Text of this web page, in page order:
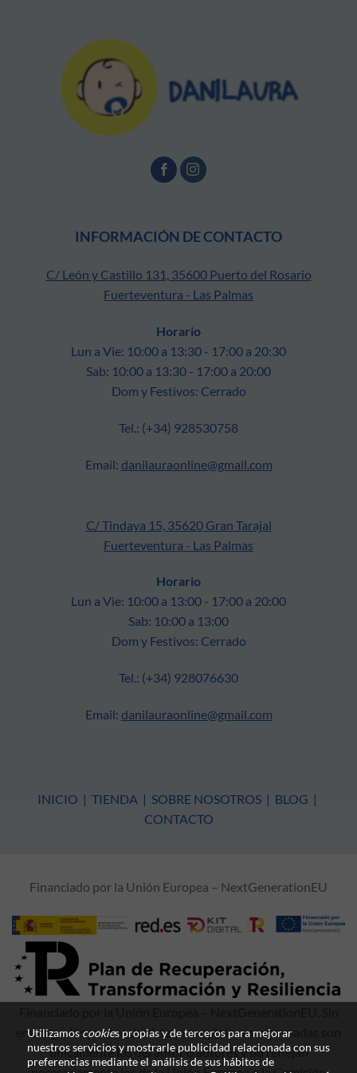
INFORMACIÓN DE CONTACTO
C/ León y Castillo 131, 35600 Puerto del Rosario
Fuerteventura - Las Palmas
Horario
Lun a Vie: 10:00 a 13:30 - 17:00 a 20:30
Sab: 10:00 a 13:30 - 17:00 a 20:00
Dom y Festivos: Cerrado
Tel.: (+34) 928530758
Email: danilauraonline@gmail.com
C/ Tindaya 15, 35620 Gran Tarajal
Fuerteventura - Las Palmas
Horario
Lun a Vie: 10:00 a 13:00 - 17:00 a 20:00
Sab: 10:00 a 13:00
Dom y Festivos: Cerrado
Tel.: (+34) 928076630
Email: danilauraonline@gmail.com
INICIO | TIENDA | SOBRE NOSOTROS | BLOG |
CONTACTO
Financiado por la Unión Europea – NextGenerationEU
embargo, los puntos de vista y las opiniones expresadas son
únicamente los del autor o autores y no reflejan
Utilizamos cookies propias y de terceros para mejorar
nuestros servicios y mostrarle publicidad relacionada con sus
preferencias mediante el análisis de sus hábitos de